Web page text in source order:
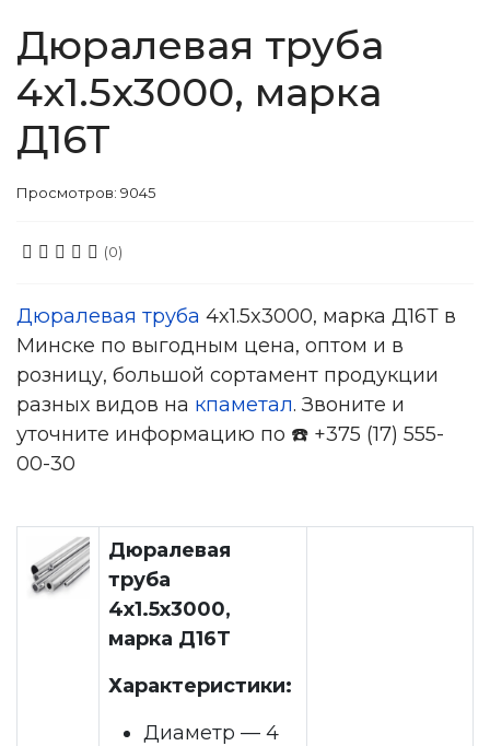
Дюралевая труба
4x1.5x3000, марка
Д16Т
Просмотров: 9045
(0)
Дюралевая труба 4x1.5x3000, марка Д16Т в
Минске по выгодным цена, оптом и в
розницу, большой сортамент продукции
разных видов на кпаметал. Звоните и
уточните информацию по ☎️ +375 (17) 555-
00-30
Дюралевая
труба
4x1.5x3000,
марка Д16Т
Характеристики:
Диаметр — 4